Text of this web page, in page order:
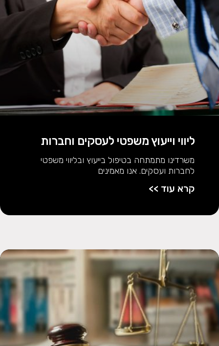
ליווי וייעוץ משפטי לעסקים וחברות
משרדינו מתמתחה בטיפול בייעוץ ובליווי משפטי
לחברות ועסקים. אנו מאמינים
קרא עוד >>